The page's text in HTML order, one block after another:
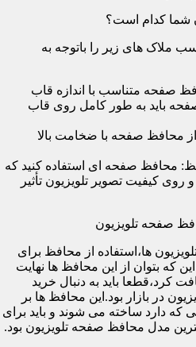
شما کدام است؟
ملاک های زیر را باتوجه به
صفحه متناسب با اندازه قاب
باید به طور کامل روی قاب
صفحه با ضخامت بالا
محافظ صفحه ای استفاده کنید که
کیفیت تصویر تلویزیون تأثیر
صفحه تلویزیون
ها،استفاده از محافظ برای
که بتوان از این محافظ ها نهایت
کرد،قطعا باید به دنبال خرید
در بازار بود.این محافظ ها بر
که دارد ساخته می شوند و باید برای
مدل محافظ صفحه تلویزیون بود.